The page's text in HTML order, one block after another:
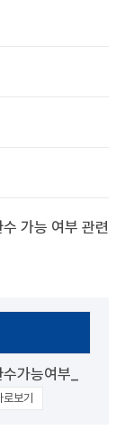
가능 여부 관련
가능여부_
로보기